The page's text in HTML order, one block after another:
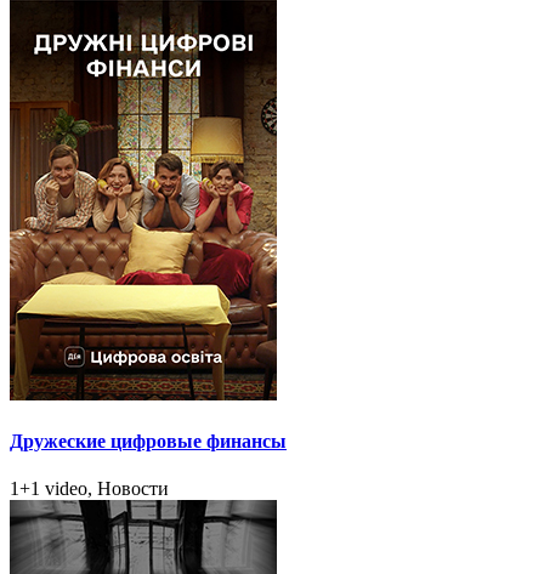
Дружеские цифровые финансы
1+1 video, Новости